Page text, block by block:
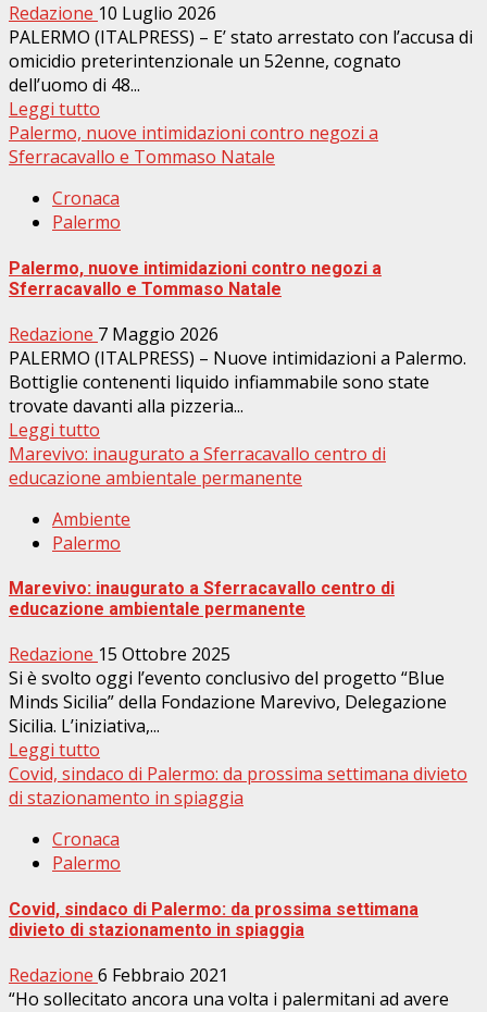
Redazione 10 Luglio 2026
PALERMO (ITALPRESS) – E’ stato arrestato con l’accusa di
omicidio preterintenzionale un 52enne, cognato
dell’uomo di 48...
Leggi tutto
Palermo, nuove intimidazioni contro negozi a
Sferracavallo e Tommaso Natale
Cronaca
Palermo
Palermo, nuove intimidazioni contro negozi a
Sferracavallo e Tommaso Natale
Redazione 7 Maggio 2026
PALERMO (ITALPRESS) – Nuove intimidazioni a Palermo.
Bottiglie contenenti liquido infiammabile sono state
trovate davanti alla pizzeria...
Leggi tutto
Marevivo: inaugurato a Sferracavallo centro di
educazione ambientale permanente
Ambiente
Palermo
Marevivo: inaugurato a Sferracavallo centro di
educazione ambientale permanente
Redazione 15 Ottobre 2025
Si è svolto oggi l’evento conclusivo del progetto “Blue
Minds Sicilia” della Fondazione Marevivo, Delegazione
Sicilia. L’iniziativa,...
Leggi tutto
Covid, sindaco di Palermo: da prossima settimana divieto
di stazionamento in spiaggia
Cronaca
Palermo
Covid, sindaco di Palermo: da prossima settimana
divieto di stazionamento in spiaggia
Redazione 6 Febbraio 2021
“Ho sollecitato ancora una volta i palermitani ad avere